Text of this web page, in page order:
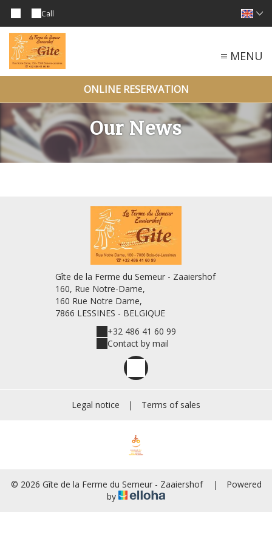
Call
MENU
ONLINE RESERVATION
Our News
Gîte de la Ferme du Semeur - Zaaiershof
160, Rue Notre-Dame,
160 Rue Notre Dame,
7866 LESSINES - BELGIQUE
+32 486 41 60 99
Contact by mail
Legal notice | Terms of sales
© 2026 Gîte de la Ferme du Semeur - Zaaiershof |
Powered
by